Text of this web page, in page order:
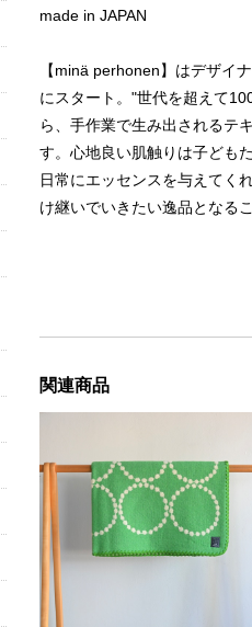
made in JAPAN
【minä perhonen】はデザイ
にスタート。"世代を超えて
ら、手作業で生み出されるテ
す。心地良い肌触りは子ども
日常にエッセンスを与えてく
け継いでいきたい逸品となる
関連商品